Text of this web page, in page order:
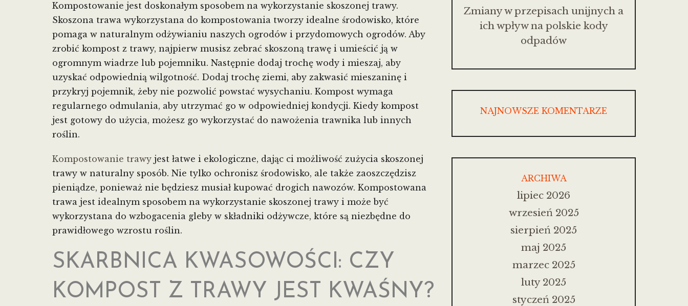
Kompostowanie jest doskonałym sposobem na wykorzystanie skoszonej trawy.
Skoszona trawa wykorzystana do kompostowania tworzy idealne środowisko, które
pomaga w naturalnym odżywianiu naszych ogrodów i przydomowych ogrodów. Aby
zrobić kompost z trawy, najpierw musisz zebrać skoszoną trawę i umieścić ją w
ogromnym wiadrze lub pojemniku. Następnie dodaj trochę wody i mieszaj, aby
uzyskać odpowiednią wilgotność. Dodaj trochę ziemi, aby zakwasić mieszaninę i
przykryj pojemnik, żeby nie pozwolić powstać wysychaniu. Kompost wymaga
regularnego odmulania, aby utrzymać go w odpowiedniej kondycji. Kiedy kompost
jest gotowy do użycia, możesz go wykorzystać do nawożenia trawnika lub innych
roślin.
Kompostowanie trawy jest łatwe i ekologiczne, dając ci możliwość zużycia skoszonej
trawy w naturalny sposób. Nie tylko ochronisz środowisko, ale także zaoszczędzisz
pieniądze, ponieważ nie będziesz musiał kupować drogich nawozów. Kompostowana
trawa jest idealnym sposobem na wykorzystanie skoszonej trawy i może być
wykorzystana do wzbogacenia gleby w składniki odżywcze, które są niezbędne do
prawidłowego wzrostu roślin.
SKARBNICA KWASOWOŚCI: CZY
KOMPOST Z TRAWY JEST KWAŚNY?
Zmiany w przepisach unijnych a
ich wpływ na polskie kody
odpadów
NAJNOWSZE KOMENTARZE
ARCHIWA
lipiec 2026
wrzesień 2025
sierpień 2025
maj 2025
marzec 2025
luty 2025
styczeń 2025